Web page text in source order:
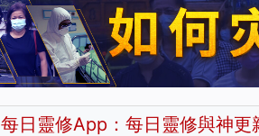
每日靈修App：每日靈修與神更